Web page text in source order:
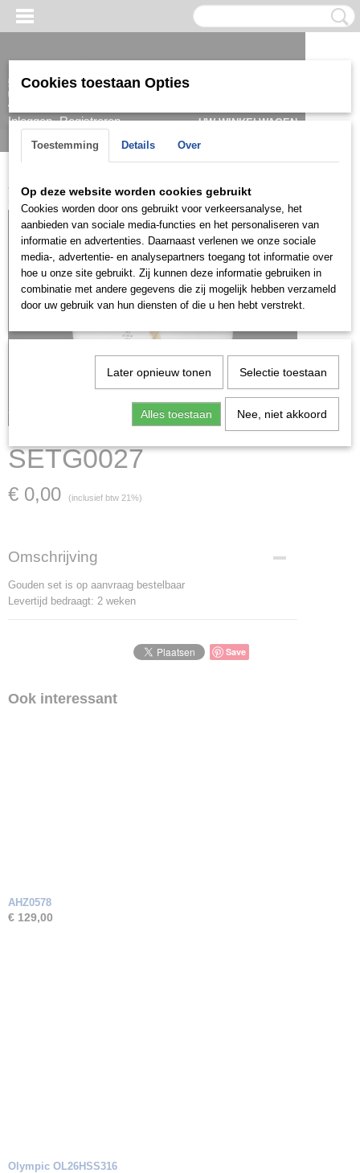
Inloggen Registreren
UW WINKELWAGEN
Home > Goud SETG0027
zaak is verkocht; in dat geval nemen wij contact met u op.
SETG0027
€ 0,00 (inclusief btw 21%)
Omschrijving
Gouden set is op aanvraag bestelbaar
Levertijd bedraagt: 2 weken
Save
Ook interessant
AHZ0578
€ 129,00
Olympic OL26HSS316
Cookies toestaan Opties
Toestemming Details Over
Op deze website worden cookies gebruikt
Cookies worden door ons gebruikt voor verkeersanalyse, het
aanbieden van sociale media-functies en het personaliseren van
informatie en advertenties. Daarnaast verlenen we onze sociale
media-, advertentie- en analysepartners toegang tot informatie over
hoe u onze site gebruikt. Zij kunnen deze informatie gebruiken in
combinatie met andere gegevens die zij mogelijk hebben verzameld
door uw gebruik van hun diensten of die u hen hebt verstrekt.
Later opnieuw tonen Selectie toestaan
Alles toestaan Nee, niet akkoord